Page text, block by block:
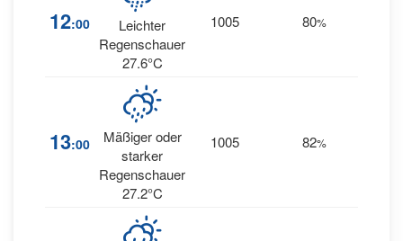
12:00
Leichter
Regenschauer
27.6°C
1005 80%
13:00
Mäßiger oder
starker
Regenschauer
27.2°C
1005 82%